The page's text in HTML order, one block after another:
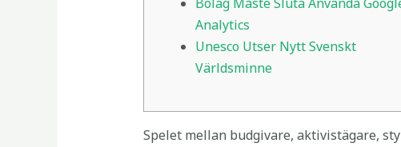
Analytics
Unesco Utser Nytt Svenskt
Världsminne
Spelet mellan budgivare, aktivistägare,